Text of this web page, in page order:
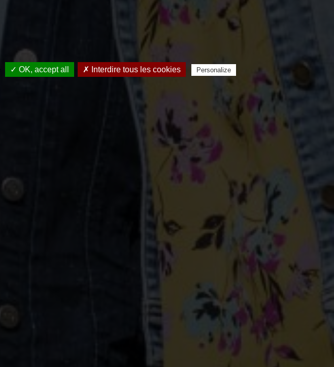
✓ OK, accept all ✗ Interdire tous les cookies Personalize